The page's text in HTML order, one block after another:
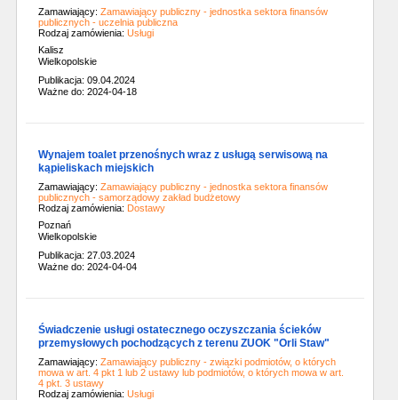
Zamawiający: Zamawiający publiczny - jednostka sektora finansów
publicznych - uczelnia publiczna
Rodzaj zamówienia: Usługi
Kalisz
Wielkopolskie
Publikacja: 09.04.2024
Ważne do: 2024-04-18
Wynajem toalet przenośnych wraz z usługą serwisową na
kąpieliskach miejskich
Zamawiający: Zamawiający publiczny - jednostka sektora finansów
publicznych - samorządowy zakład budżetowy
Rodzaj zamówienia: Dostawy
Poznań
Wielkopolskie
Publikacja: 27.03.2024
Ważne do: 2024-04-04
Świadczenie usługi ostatecznego oczyszczania ścieków
przemysłowych pochodzących z terenu ZUOK "Orli Staw"
Zamawiający: Zamawiający publiczny - związki podmiotów, o których
mowa w art. 4 pkt 1 lub 2 ustawy lub podmiotów, o których mowa w art.
4 pkt. 3 ustawy
Rodzaj zamówienia: Usługi